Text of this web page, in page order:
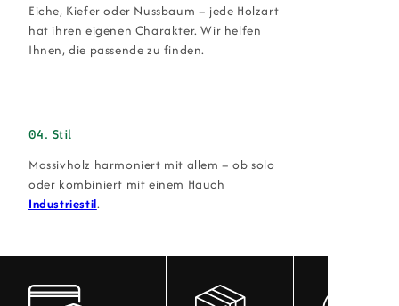
Eiche, Kiefer oder Nussbaum – jede Holzart
hat ihren eigenen Charakter. Wir helfen
Ihnen, die passende zu finden.
04. Stil
Massivholz harmoniert mit allem – ob solo
oder kombiniert mit einem Hauch
Industriestil.